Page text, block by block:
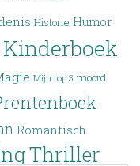
Historie Humor
Kinderboek
Mijn top 3 moord
Romantisch
Thriller